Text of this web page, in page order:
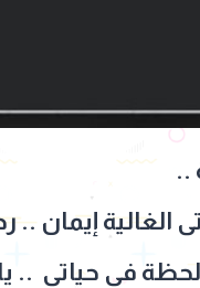
الغالية
فى حياتى ..